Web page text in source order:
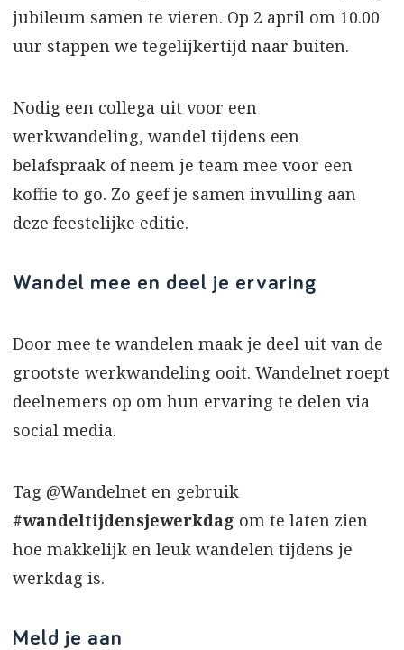
jubileum samen te vieren. Op 2 april om 10.00
uur stappen we tegelijkertijd naar buiten.
Nodig een collega uit voor een
werkwandeling, wandel tijdens een
belafspraak of neem je team mee voor een
koffie to go. Zo geef je samen invulling aan
deze feestelijke editie.
Wandel mee en deel je ervaring
Door mee te wandelen maak je deel uit van de
grootste werkwandeling ooit. Wandelnet roept
deelnemers op om hun ervaring te delen via
social media.
Tag @Wandelnet en gebruik
#wandeltijdensjewerkdag om te laten zien
hoe makkelijk en leuk wandelen tijdens je
werkdag is.
Meld je aan